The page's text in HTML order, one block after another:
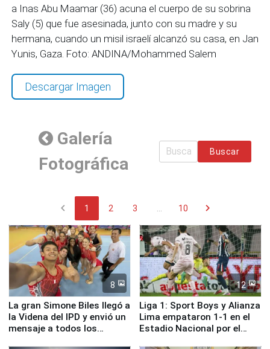
a Inas Abu Maamar (36) acuna el cuerpo de su sobrina
Saly (5) que fue asesinada, junto con su madre y su
hermana, cuando un misil israelí alcanzó su casa, en Jan
Yunis, Gaza. Foto: ANDINA/Mohammed Salem
Descargar Imagen
Galería
Fotográfica
Buscar
chevron_left 1 2 3 10 chevron_right
8
La gran Simone Biles llegó a
la Videna del IPD y envió un
mensaje a todos los
12
Liga 1: Sport Boys y Alianza
Lima empataron 1-1 en el
Estadio Nacional por el